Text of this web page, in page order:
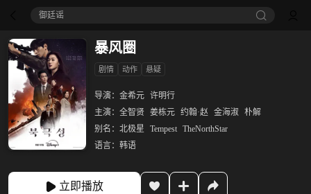
御廷谣‎
暴风圈
剧情 动作 悬疑
导演： 金希元 许明行
主演： 全智贤 姜栋元 约翰·赵 金海淑
朴解
别名： 北极星 Tempest TheNorthStar
语言： 韩语
立即播放